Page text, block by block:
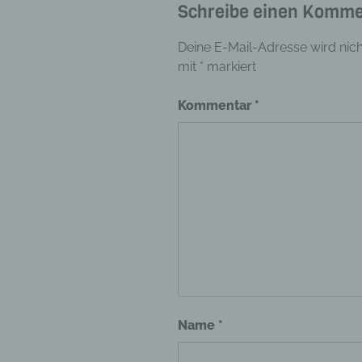
Schreibe einen
Deine E-Mail-Adresse wird
mit * markiert
Kommentar *
Name *
f)
auf
dass